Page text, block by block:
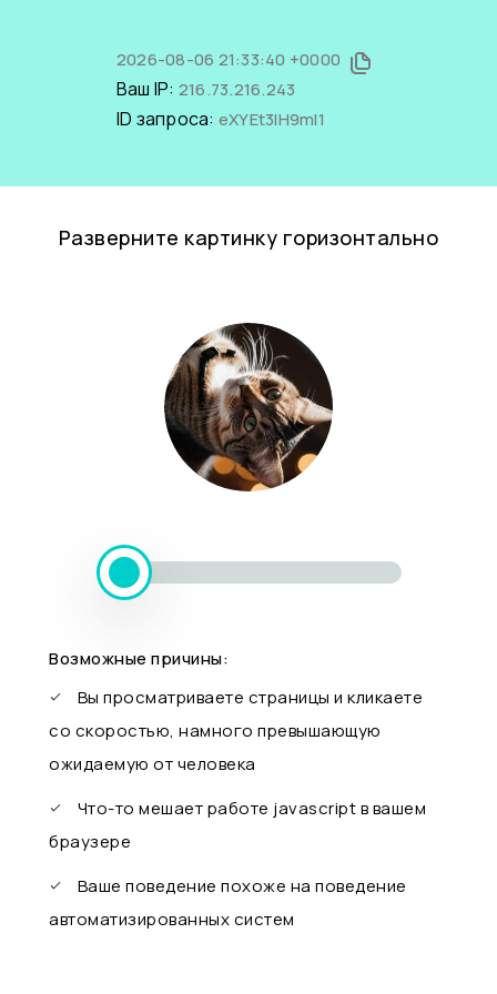
2026-08-06 21:33:40 +0000
Ваш IP: 216.73.216.243
ID запроса: eXYEt3lH9mI1
Разверните картинку горизонтально
Возможные причины:
Вы просматриваете страницы и кликаете
со скоростью, намного превышающую
ожидаемую от человека
Что-то мешает работе javascript в вашем
браузере
Ваше поведение похоже на поведение
автоматизированных систем